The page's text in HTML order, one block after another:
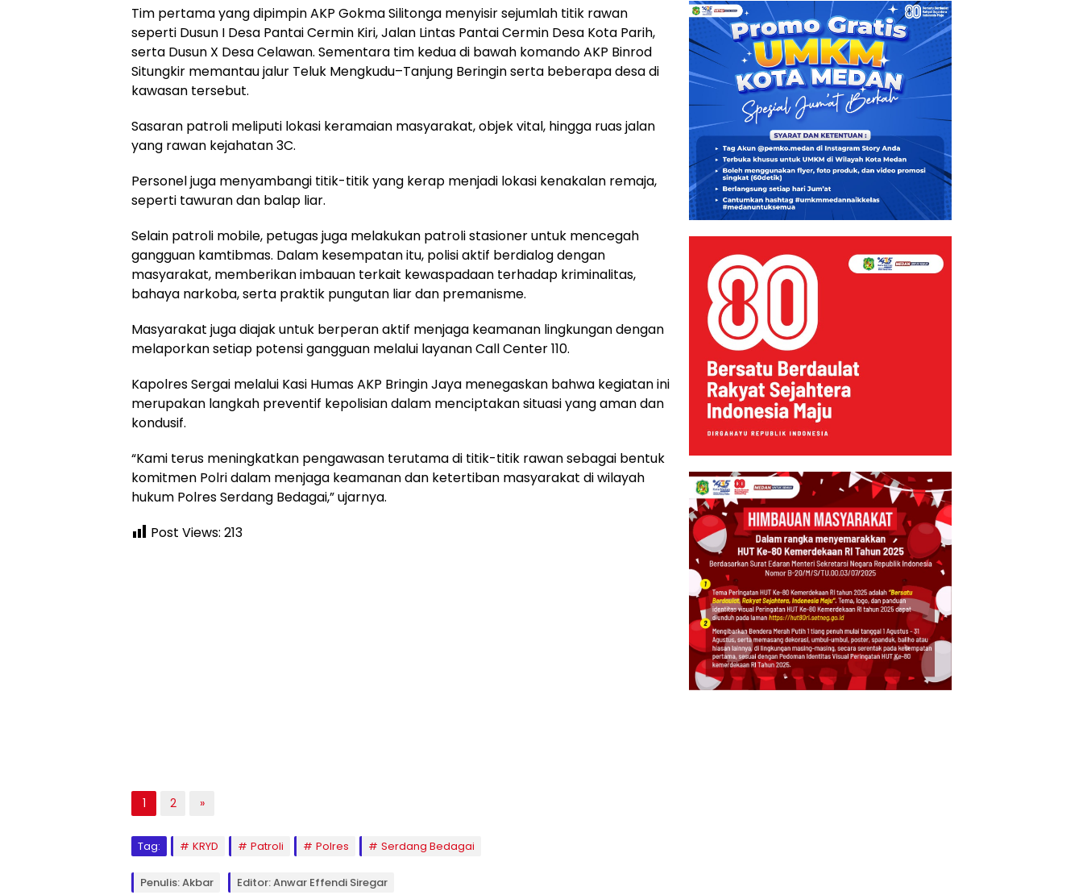
Tim pertama yang dipimpin AKP Gokma Silitonga menyisir sejumlah titik rawan
seperti Dusun I Desa Pantai Cermin Kiri, Jalan Lintas Pantai Cermin Desa Kota Parih,
serta Dusun X Desa Celawan. Sementara tim kedua di bawah komando AKP Binrod
Situngkir memantau jalur Teluk Mengkudu–Tanjung Beringin serta beberapa desa di
kawasan tersebut.
Sasaran patroli meliputi lokasi keramaian masyarakat, objek vital, hingga ruas jalan
yang rawan kejahatan 3C.
Personel juga menyambangi titik-titik yang kerap menjadi lokasi kenakalan remaja,
seperti tawuran dan balap liar.
Selain patroli mobile, petugas juga melakukan patroli stasioner untuk mencegah
gangguan kamtibmas. Dalam kesempatan itu, polisi aktif berdialog dengan
masyarakat, memberikan imbauan terkait kewaspadaan terhadap kriminalitas,
bahaya narkoba, serta praktik pungutan liar dan premanisme.
Masyarakat juga diajak untuk berperan aktif menjaga keamanan lingkungan dengan
melaporkan setiap potensi gangguan melalui layanan Call Center 110.
Kapolres Sergai melalui Kasi Humas AKP Bringin Jaya menegaskan bahwa kegiatan ini
merupakan langkah preventif kepolisian dalam menciptakan situasi yang aman dan
kondusif.
“Kami terus meningkatkan pengawasan terutama di titik-titik rawan sebagai bentuk
komitmen Polri dalam menjaga keamanan dan ketertiban masyarakat di wilayah
hukum Polres Serdang Bedagai,” ujarnya.
Post Views: 213
1 2 »
Tag: KRYD Patroli Polres Serdang Bedagai
Penulis: Akbar Editor: Anwar Effendi Siregar